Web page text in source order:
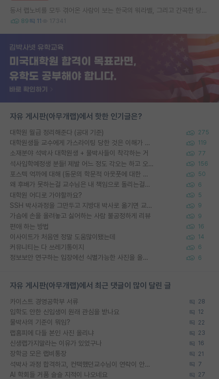
동서 랩노비를 모두 겪어온 사람이 보는 한국의 워라밸, 그리고 간곡한 당부의 말씀
89 11 17341
자유 게시판(아무개랩)에서 핫한 인기글은?
대학원 월급 정리해준다 (공대 기준) 275
대학원생들 교수에게 가스라이팅 당한 것은 이해가 갑니다. 안타깝네요. 119
소재분야 석박사 대학원생 + 물박사들이 착각하는 거 77
석사입학예정생 분들! 제발 어느 정도 각오는 하고 오세요. 156
포스텍 억까에 대해 (동문의 학문적 아웃풋에 대한 반박) 50
왜 후배가 못하는걸 교수님은 내 책임으로 돌리는걸까요? 6
대학원 어디로 가야할까요? 5
SSH 박사과정을 그만두고 지방대 박사로 옮기면 교수의 꿈은 끝일까요? 9
가슴에 손을 올려놓고 싫어하는 사람 불공정하게 리뷰 9
편애 하는 방법 16
이사이트가 처음엔 정말 도움많이됐는데 14
커뮤니티는 다 쓰레기통이지 6
정보보안 연구하는 입장에선 식별가능한 사진을 올리는건 비추이긴함 6
자유 게시판(아무개랩)에서 최근 댓글이 많이 달린 글
카이스트 경영공학부 서류 28
입학도 안한 신입생이 원래 관심을 받나요 12
물박사의 기준이 뭐임? 22
랩홈피에 다들 본인 사진 올리냐 23
신생랩가지말라는 이유가 있었구나 16
장학금 모은 랩비통장 21
석박사 과정 합격하고, 컨택했던교수님이 연락이 안됩니다... 7
AI 학회들 거품 슬슬 지적이 나오네요 27